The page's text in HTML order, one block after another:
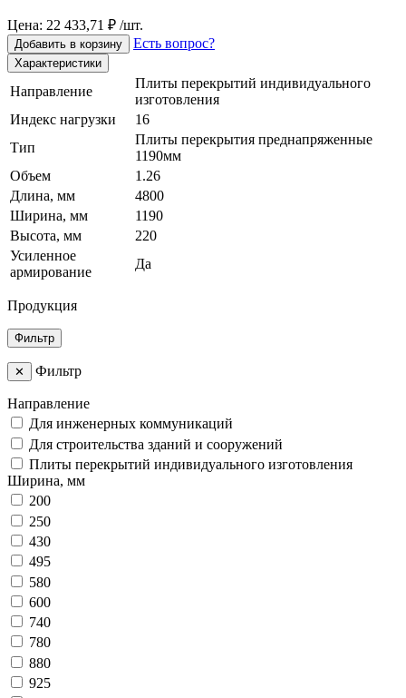
Цена: 22 433,71 ₽ /шт.
Добавить в корзину Есть вопрос?
Характеристики
Направление
Плиты перекрытий индивидуального
изготовления
Индекс нагрузки
16
Тип
Плиты перекрытия преднапряженные
1190мм
Объем
1.26
Длина, мм
4800
Ширина, мм
1190
Высота, мм
220
Усиленное
армирование
Да
Продукция
Фильтр
✕ Фильтр
Направление
Для инженерных коммуникаций
Для строительства зданий и сооружений
Плиты перекрытий индивидуального изготовления
Ширина, мм
200
250
430
495
580
600
740
780
880
925